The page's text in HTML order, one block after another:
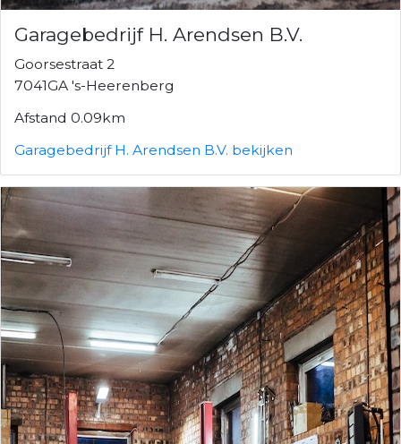
Garagebedrijf H. Arendsen B.V.
Goorsestraat 2
7041GA 's-Heerenberg
Afstand 0.09km
Garagebedrijf H. Arendsen B.V. bekijken